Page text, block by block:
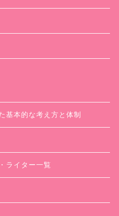
基本的な考え方と体制
ライター一覧